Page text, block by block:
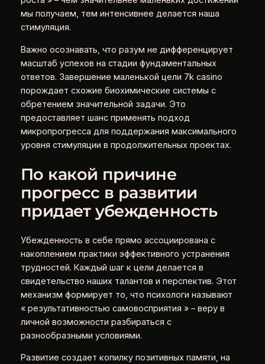
мы получаем, тем интенсивнее делается наша
стимуляция.
Важно осознавать, что разум не дифференцирует
масштаб успехов на стадии фундаментальных
ответов. Завершение маленькой цели 7k casino
порождает схожие биохимические системы с
обретением значительной задачи. Это
предоставляет шанс применять подход
микропрогресса для поддержания максимального
уровня стимуляции в продолжительных проектах.
По какой причине
прогресс в развитии
придает убежденность
Убежденность в себе прямо ассоциирована с
накоплением практики эффективного устранения
трудностей. Каждый шаг к цели делается в
свидетельство наших талантов и перспектив. Этот
механизм формирует то, что психологи называют
« результативностью самовосприятия » – веру в
личной возможности разбираться с
разнообразными условиями.
Развитие создает копилку позитивных памяти, на